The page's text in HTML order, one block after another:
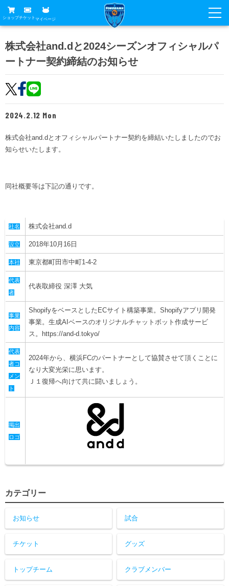
ショップチケット マイページ
グッズ
ホームタウン
トップチーム
アカデミー
試合
試合日程
チケット
チケットガイド
席種・価格表
チケット購入方法
Buy Ticket Here
チーム
選手・スタッフ
練習見学について
観戦ガイド
試合会場アクセス
ヒストリー
サステナビリティ
横浜FCスポーツクラブ
ニッパツ横浜FCシーガルズ
ゲームスチュワード
学生インターンシップ
横浜FC公式オンラインショップ
クラブメンバー
スタータークラブ
スペシャルコンテンツ
オリジナルビール
アカデミー
育成ビジョン
試合日程・結果
アカデミー選手
アカデミースタッフ
フェニックスクラブ
サッカースクール
チアスクール
パートナー
パートナー一覧
あしながドリーム基金
お問い合わせ
お問い合わせ
株式会社and.dと2024シーズンオフィシャルパ
ートナー契約締結のお知らせ
2024.2.12 Mon
株式会社and.dとオフィシャルパートナー契約を締結いたしましたのでお
知らせいたします。
同社概要等は下記の通りです。
社名 株式会社and.d
設立 2018年10月16日
本社 東京都町田市中町1-4-2
代表
者
代表取締役 深澤 大気
事業
内容
ShopifyをベースとしたECサイト構築事業。Shopifyアプリ開発
事業。生成AIベースのオリジナルチャットボット作成サービ
ス。https://and-d.tokyo/
代表
者コ
メン
ト
2024年から、横浜FCのパートナーとして協賛させて頂くことに
なり大変光栄に思います。
Ｊ１復帰へ向けて共に闘いましょう。
掲出
ロゴ
カテゴリー
お知らせ 試合
チケット グッズ
トップチーム クラブメンバー